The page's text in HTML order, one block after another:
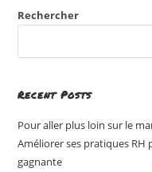
Rechercher
Recent Posts
Pour aller plus loin sur le
Améliorer ses pratiques
gagnante